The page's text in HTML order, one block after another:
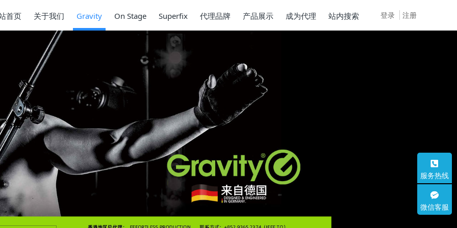
登录 注册
首页 关于我们 Gravity On Stage Superfix 代理品牌 产品展示 成为代理 站内搜索
服务热线
微信客服